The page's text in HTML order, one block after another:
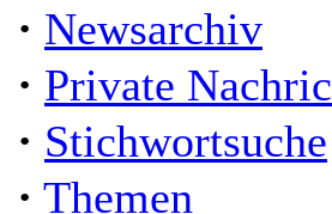
· Newsarchiv
· Private
· Stichwortsuche
· Themen